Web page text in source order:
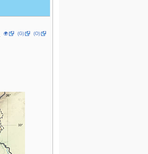
🌍 (G) (O)